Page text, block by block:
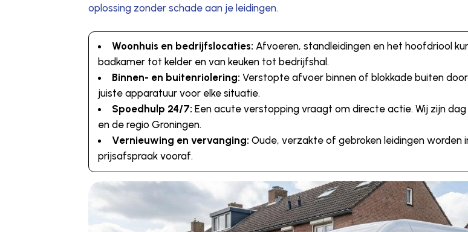
oplossing zonder schade aan je leidingen.
Woonhuis en bedrijfslocaties: Afvoeren, standleidingen en het hoofdriool
badkamer tot kelder en van keuken tot bedrijfshal.
Binnen- en buitenriolering: Verstopte afvoer binnen of blokkade buiten
juiste apparatuur voor elke situatie.
Spoedhulp 24/7: Een acute verstopping vraagt om directe actie. Wij zijn
en de regio Groningen.
Vernieuwing en vervanging: Oude, verzakte of gebroken leidingen worden
prijsafspraak vooraf.